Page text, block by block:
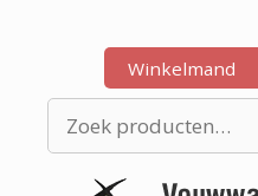
inhoud
inhoud
Winkelmand
naar: